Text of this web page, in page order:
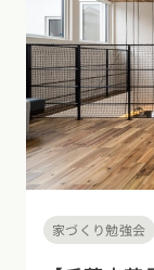
家づくり勉強会
カタログ請求